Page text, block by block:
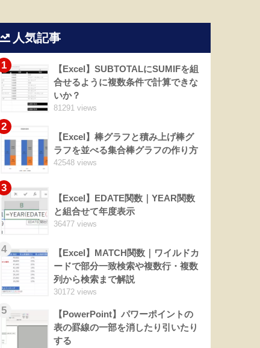
人気記事
1
【Excel】SUBTOTALにSUMIFを組
合せるように複数条件で計算できな
いか？
81291 views
2
【Excel】棒グラフと積み上げ棒グ
ラフを並べる集合棒グラフの作り方
42548 views
3
【Excel】EDATE関数｜YEAR関数
と組合せて年度表示
36477 views
4
【Excel】MATCH関数｜ワイルドカ
ードで部分一致検索や複数行・複数
列から検索まで解説
30172 views
5
【PowerPoint】パワーポイントの
表の罫線の一部を消したり引いたり
する